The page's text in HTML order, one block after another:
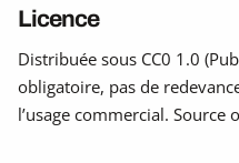
Licence
Distribuée sous CC0 1.0
obligatoire, pas de
l’usage commercial. Source